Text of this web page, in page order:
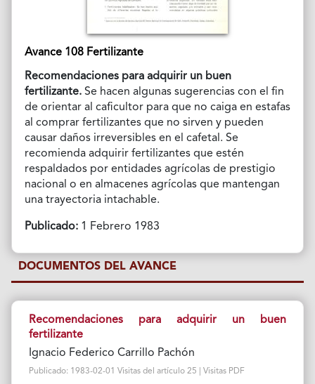
Avance 108 Fertilizante
Recomendaciones para adquirir un buen
fertilizante. Se hacen algunas sugerencias con el fin
de orientar al caficultor para que no caiga en estafas
al comprar fertilizantes que no sirven y pueden
causar daños irreversibles en el cafetal. Se
recomienda adquirir fertilizantes que estén
respaldados por entidades agrícolas de prestigio
nacional o en almacenes agrícolas que mantengan
una trayectoria intachable.
Publicado:1 Febrero 1983
DOCUMENTOS DEL AVANCE
Recomendaciones para adquirir un buen
fertilizante
Ignacio Federico Carrillo Pachón
Publicado: 1983-02-01 Visitas del artículo 25 | Visitas PDF